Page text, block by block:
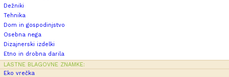
Dežniki
Tehnika
Dom in gospodinjstvo
Osebna nega
Dizajnerski izdelki
Etno in drobna darila
LASTNE BLAGOVNE ZNAMKE:
Eko vrečka